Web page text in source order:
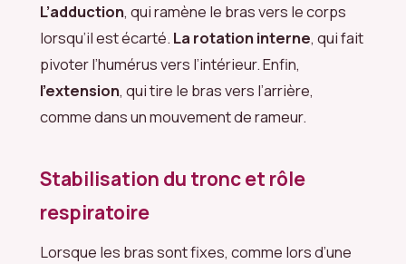
L’adduction, qui ramène le bras vers le corps
lorsqu’il est écarté. La rotation interne, qui fait
pivoter l’humérus vers l’intérieur. Enfin,
l’extension, qui tire le bras vers l’arrière,
comme dans un mouvement de rameur.
Stabilisation du tronc et rôle
respiratoire
Lorsque les bras sont fixes, comme lors d’une